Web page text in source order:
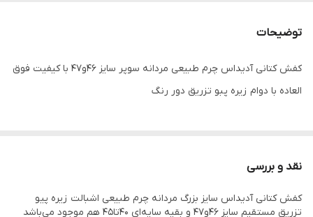
توضیحات
کفش کتانی آدیداس چرم طبیعی مردانه سوپر سایز ۴۶و۴۷ با کیفیت فوق
العاده با دوام زیره پبو تزریق دور رنگ
نقد و بررسی
کفش کتانی آدیداس سایز بزرگ مردانه چرم طبیعی اشبالت زیره پیو
تزریق مستقیم سایز ۴۶و۴۷ و بقیه سایه‌ای ۴۰تا۴۵ هم موجود می‌باشد